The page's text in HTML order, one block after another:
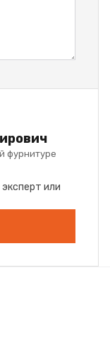
фурнитуре
или